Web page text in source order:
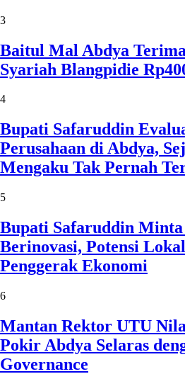
3
Baitul Mal Abdya
Syariah Blangpidie
4
Bupati Safaruddin
Perusahaan di Abdya,
Mengaku Tak Pernah
5
Bupati Safaruddin Minta
Berinovasi, Potensi
Penggerak Ekonomi
6
Mantan Rektor UTU
Pokir Abdya Selaras
Governance